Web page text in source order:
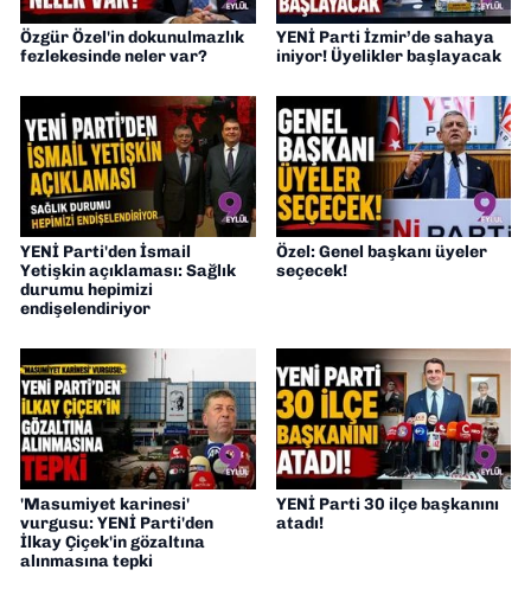
Özgür Özel'in dokunulmazlık
fezlekesinde neler var?
YENİ Parti İzmir’de sahaya
iniyor! Üyelikler başlayacak
YENİ Parti'den İsmail
Yetişkin açıklaması: Sağlık
durumu hepimizi
endişelendiriyor
Özel: Genel başkanı üyeler
seçecek!
'Masumiyet karinesi'
vurgusu: YENİ Parti'den
İlkay Çiçek'in gözaltına
alınmasına tepki
YENİ Parti 30 ilçe başkanını
atadı!